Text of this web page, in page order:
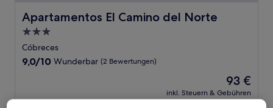
Apartamentos El Camino del Norte
Apartamentos El Camino del Norte
3.0-
Sterne-
Unterkunft
Cóbreces
9.0
9,0/10 Wunderbar (2 Bewertungen)
Der
Preis
beträgt
93 €
inkl. Steuern & Gebühren
1. Sept.–2. Sept.